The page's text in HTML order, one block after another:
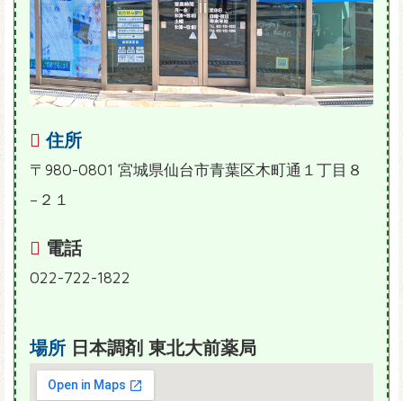
住所
〒980-0801 宮城県仙台市青葉区木町通１丁目８
−２１
電話
022-722-1822
場所 日本調剤 東北大前薬局